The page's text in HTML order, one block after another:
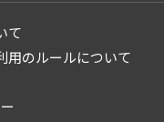
て
用のルールについて